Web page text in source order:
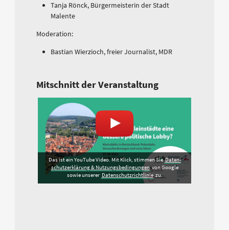
Tanja Rönck, Bürgermeisterin der Stadt
Malente
Moderation:
Bastian Wierzioch, freier Journalist, MDR
Mitschnitt der Veranstaltung
Das ist ein YouTube Video. Mit Klick, stimmen SieDaten­
schutz­erklärung & Nutzungs­bedingungenvon Google
sowie unserer Datenschutzrichtlinie zu.